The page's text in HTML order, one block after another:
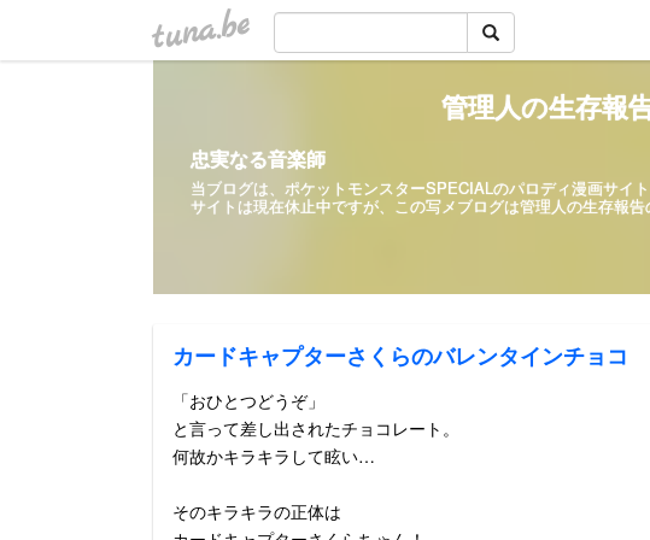
tuna.be
管理人の生存報
忠実なる音楽師
当ブログは、ポケットモンスターSPECIALのパロディ漫画サイ
サイトは現在休止中ですが、この写メブログは管理
カードキャプターさくらのバレンタインチョコ
「おひとつどうぞ」
と言って差し出されたチョコレート。
何故かキラキラして眩い…
そのキラキラの正体は